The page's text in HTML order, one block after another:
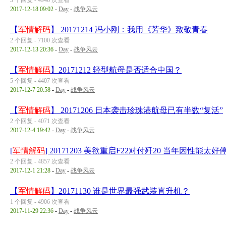
2017-12-18 09:02 - Day - 战争风云
【军情解码】 20171214 冯小刚：我用《芳华》致敬青春
2 个回复 - 7100 次查看
2017-12-13 20:36 - Day - 战争风云
【军情解码】20171212 轻型航母是否适合中国？
5 个回复 - 4407 次查看
2017-12-7 20:58 - Day - 战争风云
【军情解码】 20171206 日本袭击珍珠港航母已有半数“复活”
2 个回复 - 4071 次查看
2017-12-4 19:42 - Day - 战争风云
[军情解码] 20171203 美欲重启F22对付歼20 当年因性能太好
2 个回复 - 4857 次查看
2017-12-1 21:28 - Day - 战争风云
【军情解码】20171130 谁是世界最强武装直升机？
1 个回复 - 4906 次查看
2017-11-29 22:36 - Day - 战争风云